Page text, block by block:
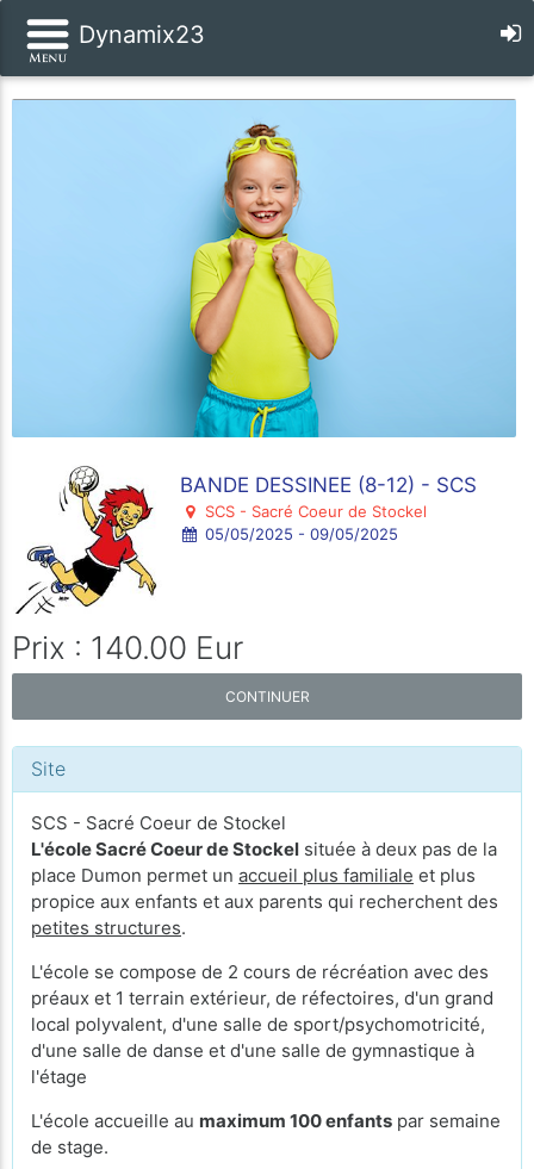
Dynamix23
BANDE DESSINEE (8-12) - SCS
SCS - Sacré Coeur de Stockel
05/05/2025 - 09/05/2025
Prix : 140.00 Eur
CONTINUER
Site
SCS - Sacré Coeur de Stockel
L'école Sacré Coeur de Stockel située à deux pas de la
place Dumon permet un accueil plus familiale et plus
propice aux enfants et aux parents qui recherchent des
petites structures.
L'école se compose de 2 cours de récréation avec des
préaux et 1 terrain extérieur, de réfectoires, d'un grand
local polyvalent, d'une salle de sport/psychomotricité,
d'une salle de danse et d'une salle de gymnastique à
l'étage
L'école accueille au maximum 100 enfants par semaine
de stage.